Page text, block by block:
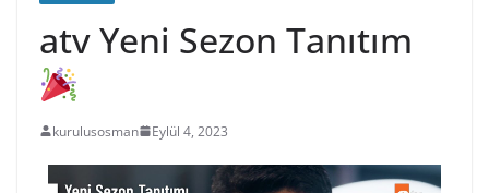
atv Yeni Sezon Tanıtım
kurulusosman Eylül 4, 2023